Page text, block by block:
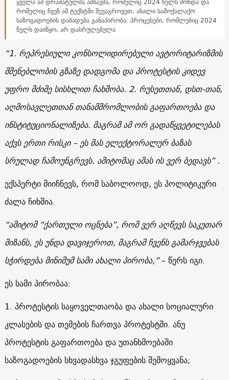
რომელიც ჩვენ ამ ტექსტში შევაგროვეთ, ახალი სამოქალაქო
საზოგადოების დაბადება განაპირობა. პროცესები, რომლებიც 2024
წელს დაიწყო, არ დასრულებულა
“1. რეპრესიული კონსოლიდირებული ავტორიტარიზმის
მშენებლობის გზაზე დადგომა და პროტესტის კიდევ
უფრო მძიმე სისხლით ჩახშობა. 2. რუსეთთან, დსთ-თან,
აღმოსავლეთთან თანამშრომლობის გაფართოება და
ინსტიტუციონალიზება. მაგრამ ამ ორ გადაწყვეტილებას
აქვს ერთი რისკი – ეს მას ელექტორალურ ბაზას
სრულად ჩამოუნგრევს. ამიტომაც ამას ის ვერ ბედავს” .
ექსპერტი მიიჩნევს, რომ საბოლოოდ, ეს პოლიტიკური
ძალა ჩიხშია.
“ამიტომ “ქართული ოცნება”, რომ ვერ აღწევს საკუთარ
მიზანს, ეს უნდა დავიჯეროთ, მაგრამ ჩვენს გამარჯვებას
სჭირდება მინიმუმ სამი ახალი პირობა,”– წერს იგი.
ეს სამი პირობაა:
1. პროტესტის საყოველთაობა და ახალი სოციალური
კლასების და თემების ჩართვა პროტესტში. ანუ
პროტესტის გაფართოება და უთანხმოებაში
საზოგადოების სხვადასხვა ჯგუფების შემოყვანა;